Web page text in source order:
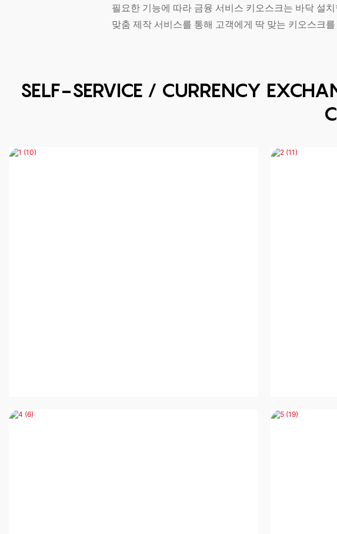
필요한 기능에 따라 금융 서비스 키오스크는 바닥 설
맞춤 제작 서비스를 통해 고객에게 딱 맞는 키오스크
SELF-SERVICE / CURRENCY